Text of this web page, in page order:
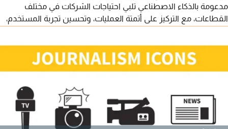
مدعومة بالذكاء الاصطناعي تلبي احتياجات الشركات في مختلف
القطاعات، مع التركيز على أتمتة العمليات، وتحسين تجربة المستخدم،
احترافية، وتطوير المنصة، وبناء لوحات التحكم، وربط الأنظمة بخدمات
الطرف الثالث وتقنيات الذكاء الاصطناعي. سواء كنت ترغب في بناء
نظام تسويقي أو نظام محاسبي أو نظام أتمتة للبيانات.